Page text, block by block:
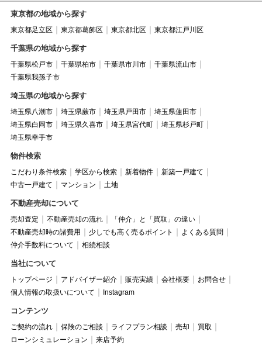
東京都の地域から探す
東京都足立区 東京都葛飾区 東京都北区 東京都江戸川区
千葉県の地域から探す
千葉県松戸市 千葉県柏市 千葉県市川市
千葉県流山市
千葉県我孫子市
埼玉県の地域から探す
埼玉県八潮市 埼玉県蕨市 埼玉県戸田市
埼玉県蓮田市
埼玉県白岡市
埼玉県久喜市 埼玉県宮代町
埼玉県杉戸町
埼玉県幸手市
物件検索
こだわり条件検索 学区から検索 新着物件
新築一戸建て
中古一戸建て
マンション 土地
不動産売却について
売却査定 不動産売却の流れ
「仲介」と「買取」の違い
不動産売却時の諸費用
少しでも高く売るポイント
よくある質問
仲介手数料について
相続相談
当社について
トップページ アドバイザー紹介 販売実績 会社概要
お問合せ
個人情報の取扱いについて
Instagram
コンテンツ
ご契約の流れ 保険のご相談 ライフプラン相談 売却
買取
ローンシミュレーション
来店予約